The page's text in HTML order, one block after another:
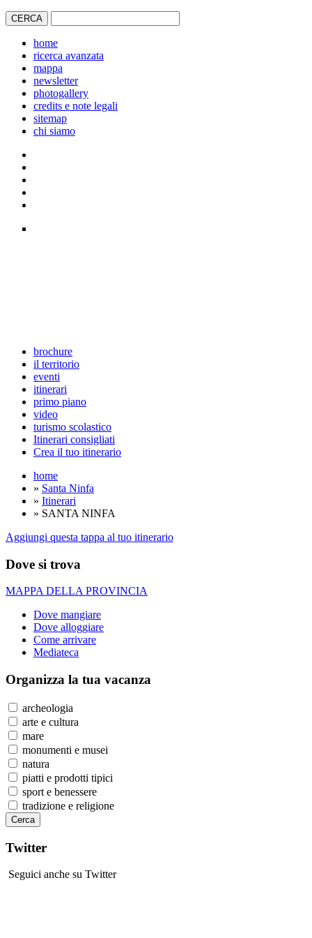
home
ricerca avanzata
mappa
newsletter
photogallery
credits e note legali
sitemap
chi siamo
brochure
il territorio
eventi
itinerari
primo piano
video
turismo scolastico
Itinerari consigliati
Crea il tuo itinerario
home
» Santa Ninfa
» Itinerari
» SANTA NINFA
Aggiungi questa tappa al tuo itinerario
Dove si trova
MAPPA DELLA PROVINCIA
Dove mangiare
Dove alloggiare
Come arrivare
Mediateca
Organizza la tua vacanza
archeologia
arte e cultura
mare
monumenti e musei
natura
piatti e prodotti tipici
sport e benessere
tradizione e religione
Twitter
Seguici anche su Twitter